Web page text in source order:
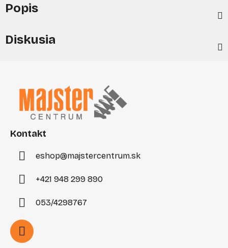
Popis
Diskusia
Kontakt
eshop@majstercentrum.sk
+421 948 299 890
053/4298767